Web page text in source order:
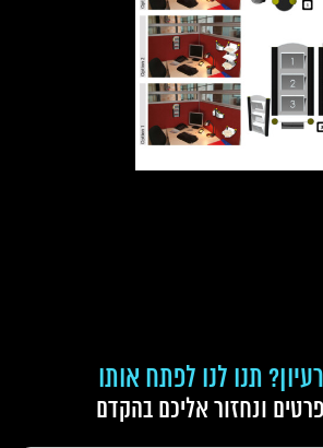
תנו לנו לפתח אותו
ונחזור אליכם בהקדם